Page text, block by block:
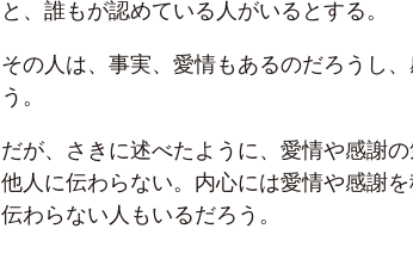
と、誰もが認めている人がいるとする。
その人は、事実、愛情もあるのだろうし
う。
だが、さきに述べたように、愛情や感謝
他人に伝わらない。内心には愛情や感謝
伝わらない人もいるだろう。